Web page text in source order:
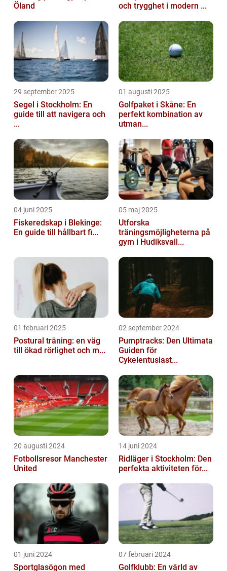
Öland
och trygghet i modern ...
29 september 2025
Segel i Stockholm: En
guide till att navigera och
...
01 augusti 2025
Golfpaket i Skåne: En
perfekt kombination av
utman...
04 juni 2025
Fiskeredskap i Blekinge:
En guide till hållbart fi...
05 maj 2025
Utforska
träningsmöjligheterna på
gym i Hudiksvall...
01 februari 2025
Postural träning: en väg
till ökad rörlighet och m...
02 september 2024
Pumptracks: Den Ultimata
Guiden för
Cykelentusiast...
20 augusti 2024
Fotbollsresor Manchester
United
14 juni 2024
Ridläger i Stockholm: Den
perfekta aktiviteten för...
01 juni 2024
Sportglasögon med
07 februari 2024
Golfklubb: En värld av